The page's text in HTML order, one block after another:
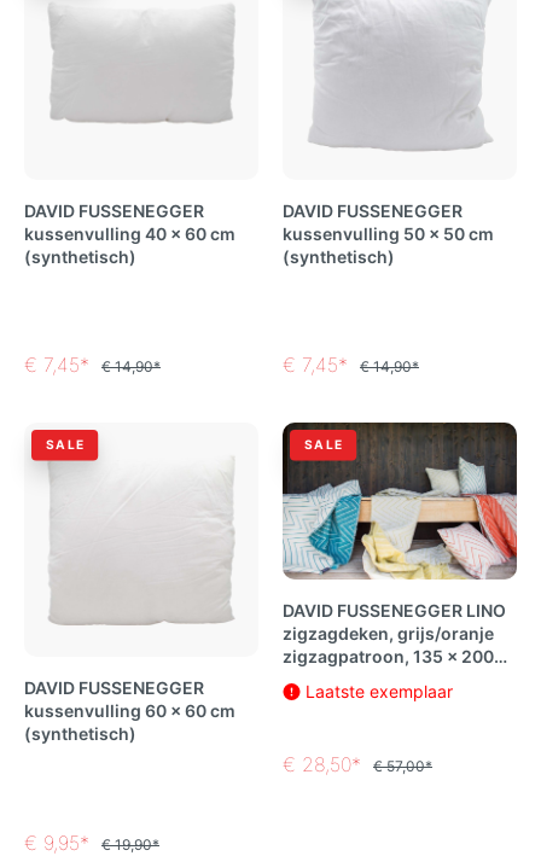
DAVID FUSSENEGGER
kussenvulling 40 x 60 cm
(synthetisch)
€ 7,45* € 14,90*
DAVID FUSSENEGGER
kussenvulling 50 x 50 cm
(synthetisch)
€ 7,45* € 14,90*
SALE
DAVID FUSSENEGGER
kussenvulling 60 x 60 cm
(synthetisch)
€ 9,95* € 19,90*
SALE
DAVID FUSSENEGGER LINO
zigzagdeken, grijs/oranje
zigzagpatroon, 135 x 200
cm
Laatste exemplaar
€ 28,50* € 57,00*